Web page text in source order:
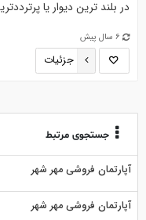
در بلند ترین دیوار یا
6 سال پیش
جزئیات
جستجوی مرتبط
آپارتمان فروشی مهر شهر
آپارتمان فروشی مهر شهر